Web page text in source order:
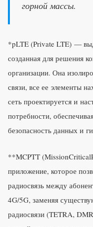
горной массы.
*pLTE (Private LTE) —
созданная для решения
организации. Она
связи, все ее элементы
сеть проектируется и
потребности,
безопасность данных и
**MCPTT
приложение, которое
радиосвязь между
4G/5G, заменяя
радиосвязи (TETRA,